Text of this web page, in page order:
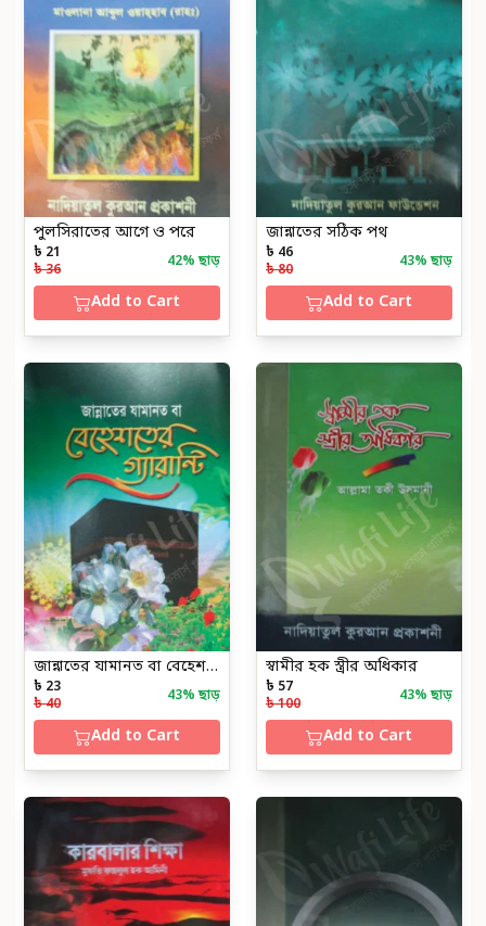
পুলসিরাতের আগে ও পরে
৳ 21
৳ 36
42% ছাড়
Add to Cart
জান্নাতের সঠিক পথ
৳ 46
৳ 80
43% ছাড়
Add to Cart
জান্নাতের যামানত বা বেহেশতের গ্যারান্টি
৳ 23
৳ 40
43% ছাড়
Add to Cart
স্বামীর হক স্ত্রীর অধিকার
৳ 57
৳ 100
43% ছাড়
Add to Cart